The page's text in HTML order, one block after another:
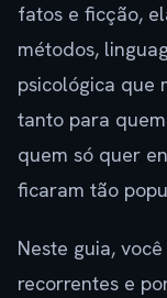
fatos e ficção,
métodos,
psicológica que
tanto para
quem só quer
ficaram tão
Neste guia,
recorrentes e